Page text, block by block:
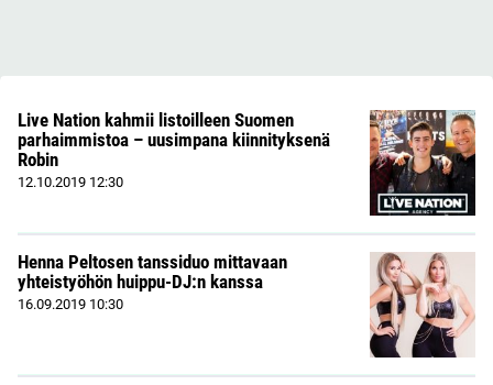
Live Nation kahmii listoilleen Suomen
parhaimmistoa – uusimpana kiinnityksenä
Robin
12.10.2019 12:30
Henna Peltosen tanssiduo mittavaan
yhteistyöhön huippu-DJ:n kanssa
16.09.2019 10:30